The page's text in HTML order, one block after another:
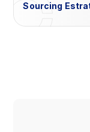
Sourcing